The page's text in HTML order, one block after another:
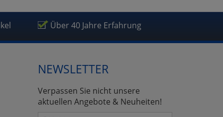
Über 40 Jahre Erfahrung
NEWSLETTER
Verpassen Sie nicht unsere
aktuellen Angebote & Neuheiten!